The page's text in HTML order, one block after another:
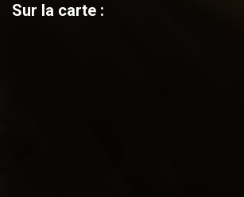
Sur la carte :